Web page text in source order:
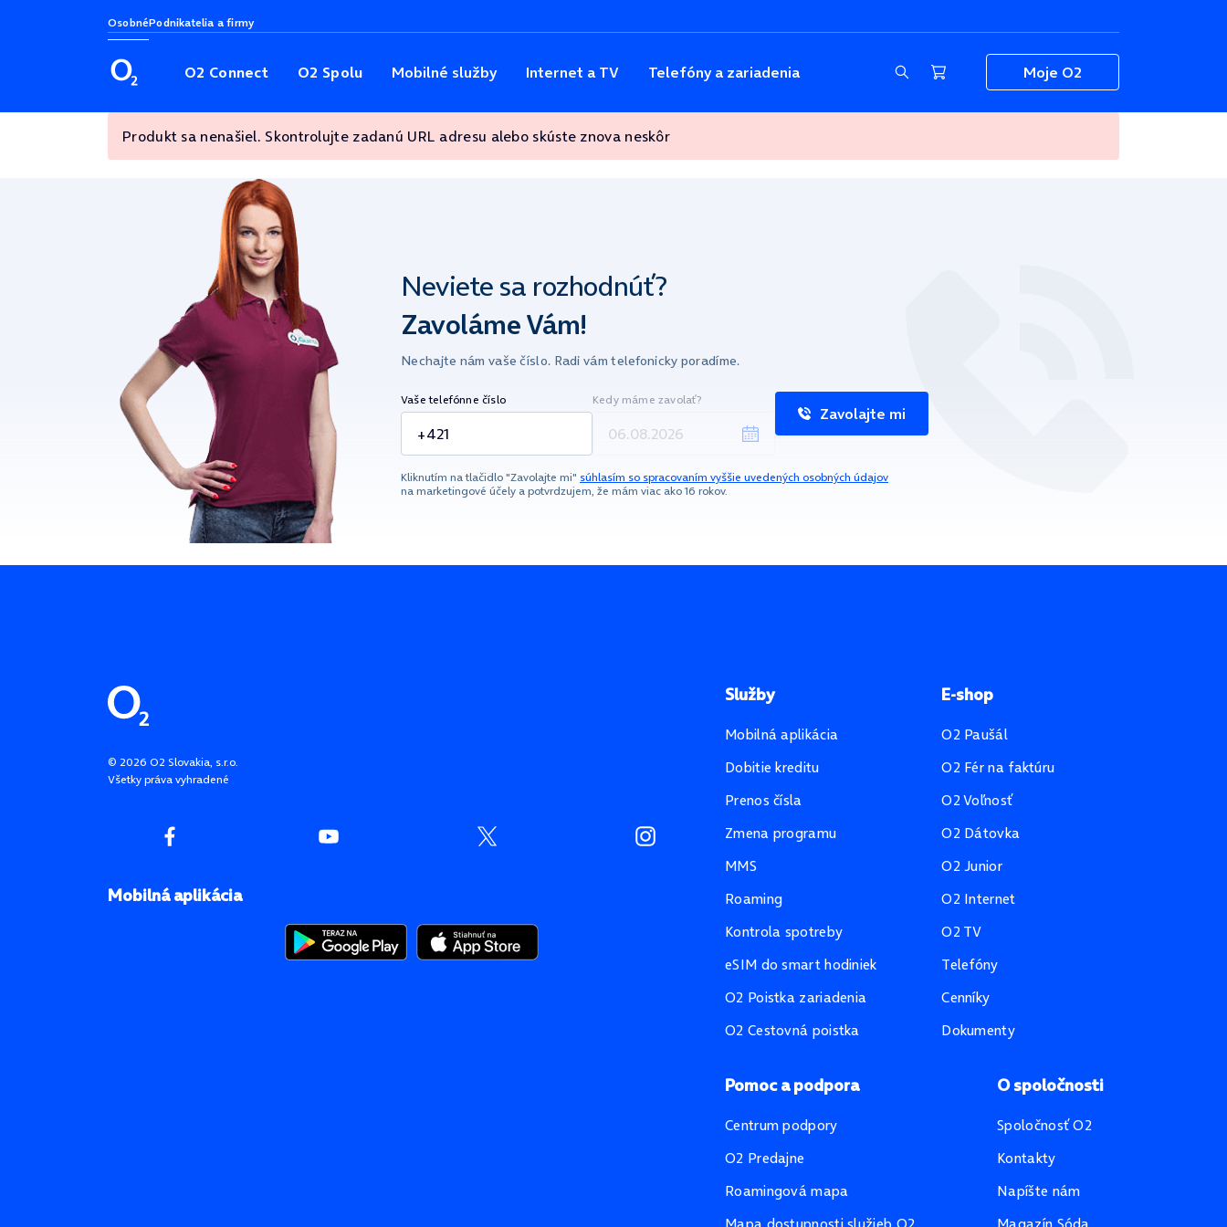
OsobnéPodnikatelia a firmy
O2 Connect O2 Spolu Mobilné služby Internet a TV Telefóny a zariadenia Moje O2
Produkt sa nenašiel. Skontrolujte zadanú URL adresu alebo skúste znova neskôr
Neviete sa rozhodnúť?
Zavoláme Vám!
Nechajte nám vaše číslo. Radi vám telefonicky poradíme.
Vaše telefónne číslo Kedy máme zavolať?
Zavolajte mi
Kliknutím na tlačidlo "Zavolajte mi" súhlasím so spracovaním vyššie uvedených osobných údajov
na marketingové účely a potvrdzujem, že mám viac ako 16 rokov.
Pätička stránky
© 2026 O2 Slovakia, s.r.o.
Všetky práva vyhradené
Mobilná aplikácia
Služby
Mobilná aplikácia
Dobitie kreditu
Prenos čísla
Zmena programu
MMS
Roaming
Kontrola spotreby
eSIM do smart hodiniek
O2 Poistka zariadenia
O2 Cestovná poistka
E-shop
O2 Paušál
O2 Fér na faktúru
O2 Voľnosť
O2 Dátovka
O2 Junior
O2 Internet
O2 TV
Telefóny
Cenníky
Dokumenty
Pomoc a podpora
Centrum podpory
O2 Predajne
Roamingová mapa
O spoločnosti
Spoločnosť O2
Kontakty
Napíšte nám